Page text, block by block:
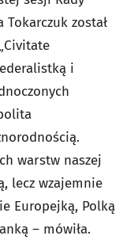
Tokarczuk został
i
warstw naszej
lecz wzajemnie
Europejką, Polką
– mówiła.